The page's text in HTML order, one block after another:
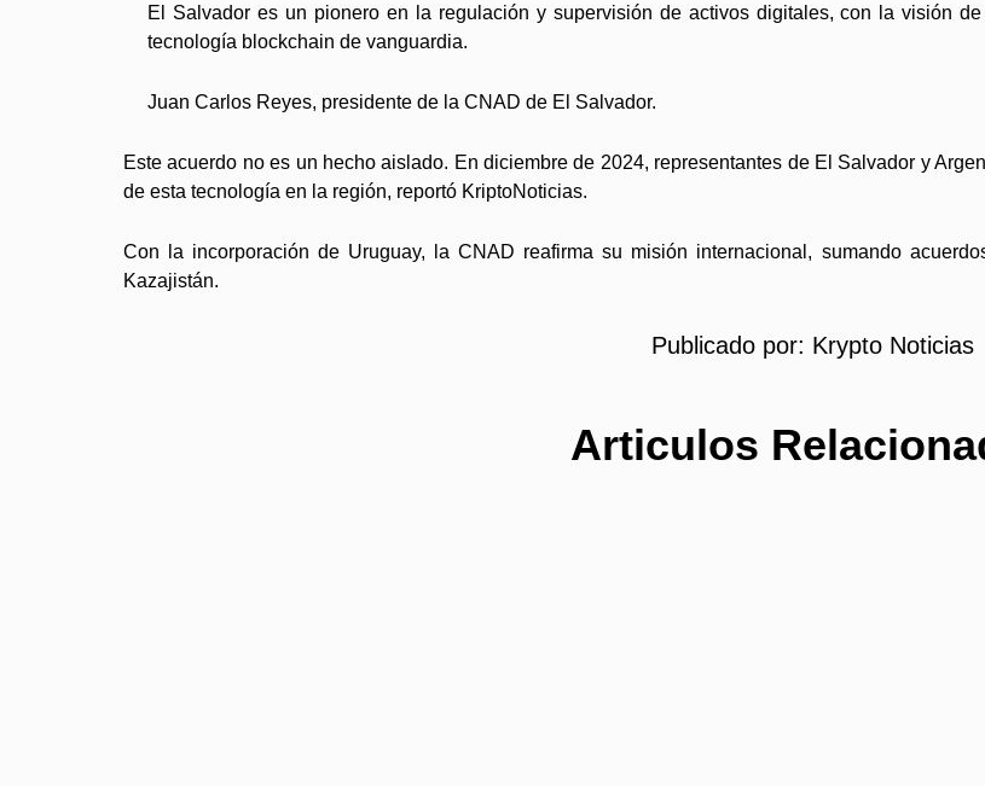
El Salvador es un pionero en la regulación y supervisión de activos digitales, con la visión
tecnología blockchain de vanguardia.
Juan Carlos Reyes, presidente de la CNAD de El Salvador.
Este acuerdo no es un hecho aislado. En diciembre de 2024, representantes de El Salvador y
de esta tecnología en la región, reportó KriptoNoticias.
Con la incorporación de Uruguay, la CNAD reafirma su misión internacional, sumando
Kazajistán.
Publicado por: Krypto Noticias
Articulos